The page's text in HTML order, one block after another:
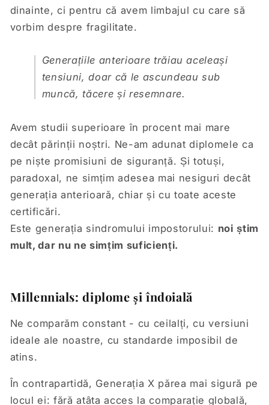
dinainte, ci pentru că avem limbajul cu care să
vorbim despre fragilitate.
Generațiile anterioare trăiau aceleași
tensiuni, doar că le ascundeau sub
muncă, tăcere și resemnare.
Avem studii superioare în procent mai mare
decât părinții noștri. Ne-am adunat diplomele ca
pe niște promisiuni de siguranță. Și totuși,
paradoxal, ne simțim adesea mai nesiguri decât
generația anterioară, chiar și cu toate aceste
certificări.
Este generația sindromului impostorului: noi știm
mult, dar nu ne simțim suficienți.
Millennials: diplome și îndoială
Ne comparăm constant - cu ceilalți, cu versiuni
ideale ale noastre, cu standarde imposibil de
atins.
În contrapartidă, Generația X părea mai sigură pe
locul ei: fără atâta acces la comparație globală,